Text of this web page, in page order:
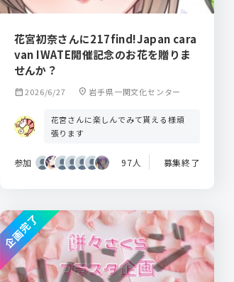
花宮初奈さんに217find!Japan cara
van IWATE開催記念のお花を贈りま
せんか？
calendar_month2026/6/27 location_on 岩手県一関文化センター
花宮さんに楽しんでみて貰える様頑
張ります
参加 97人 募集終了
企画完了